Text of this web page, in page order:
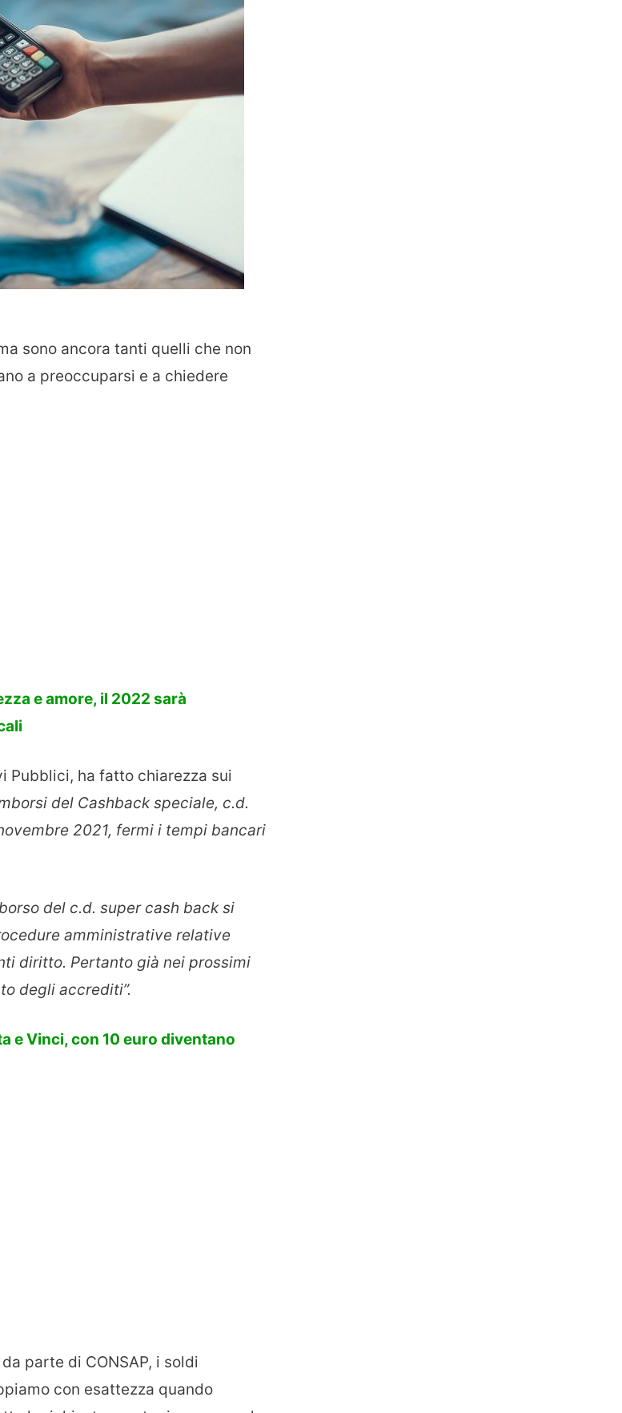
sono ancora tanti quelli che non
a preoccuparsi e a chiedere
e amore, il 2022 sarà
Pubblici, ha fatto chiarezza sui
del Cashback speciale, c.d.
2021, fermi i tempi bancari
del c.d. super cash back si
amministrative relative
diritto. Pertanto già nei prossimi
degli accrediti”.
e Vinci, con 10 euro diventano
parte di CONSAP, i soldi
con esattezza quando